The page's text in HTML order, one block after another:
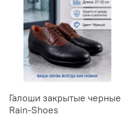
Галоши закрытые черные
Rain-Shoes